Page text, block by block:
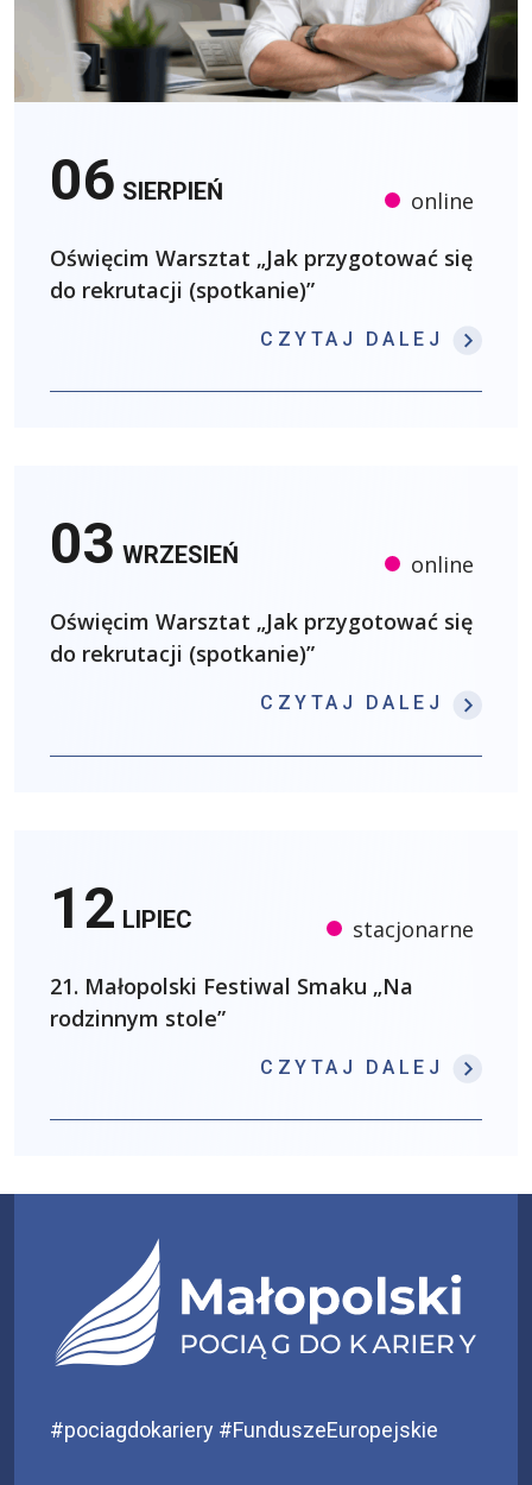
06 SIERPIEŃ
online
Oświęcim Warsztat „Jak przygotować się
do rekrutacji (spotkanie)”
CZYTAJ DALEJ :
03 WRZESIEŃ
online
Oświęcim Warsztat „Jak przygotować się
do rekrutacji (spotkanie)”
CZYTAJ DALEJ :
12 LIPIEC
stacjonarne
21. Małopolski Festiwal Smaku „Na
rodzinnym stole”
CZYTAJ DALEJ : 21.
#pociagdokariery #FunduszeEuropejskie